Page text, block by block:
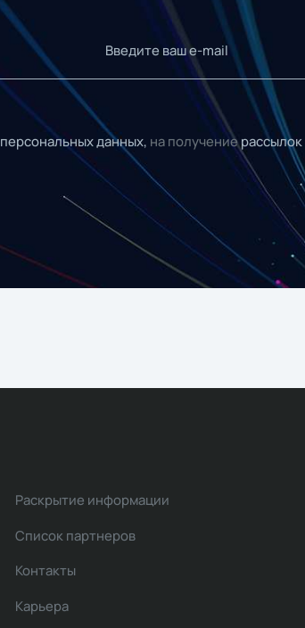
персональных данных, на получениерассылок
Раскрытие информации
Список партнеров
Контакты
Карьера